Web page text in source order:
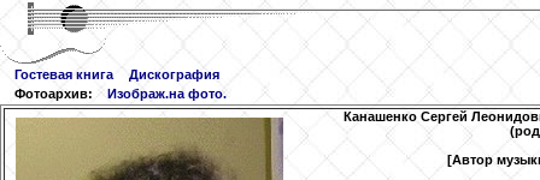
Гостевая книга
Дискография
Фотоархив:
Изображ.на фото.
КанашенкоСергей
[Автор